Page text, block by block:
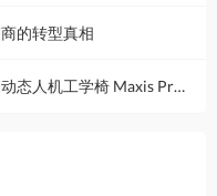
的转型真相
从静态支撑到高承托动态适配，清闲动态人机工学椅 Maxis Pro 重新定义重量级久坐体验